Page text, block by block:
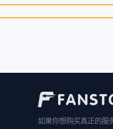
如果你想购买真正的服